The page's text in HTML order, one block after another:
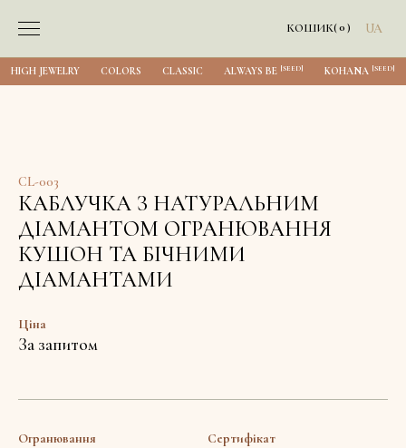
КОШИК(0) UA
HIGH JEWELRY COLORS CLASSIC ALWAYS BE [SEED] KOHANA [SEED]
CL-003
КАБЛУЧКА З НАТУРАЛЬНИМ
ДІАМАНТОМ ОГРАНЮВАННЯ
КУШОН ТА БІЧНИМИ
ДІАМАНТАМИ
Ціна
За запитом
Огранювання
Сертифікат